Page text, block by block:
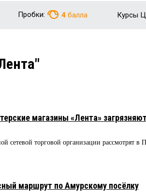
Пробки: 4 балла Курсы
магазины «Лента»
сетевой торговой организации рассмотрят в
маршрут по Амурскому посёлку